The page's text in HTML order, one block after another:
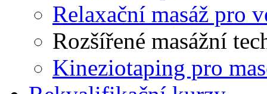
Relaxační masáž pro
Rozšířené masážní
Kineziotaping pro